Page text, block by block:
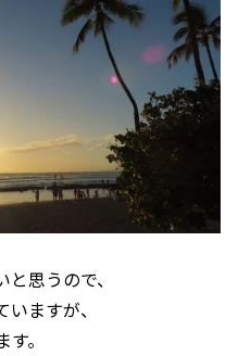
思うので、
ますが、
。